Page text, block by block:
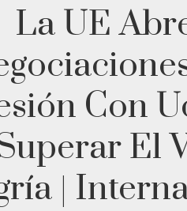
La UE
Con
El
|